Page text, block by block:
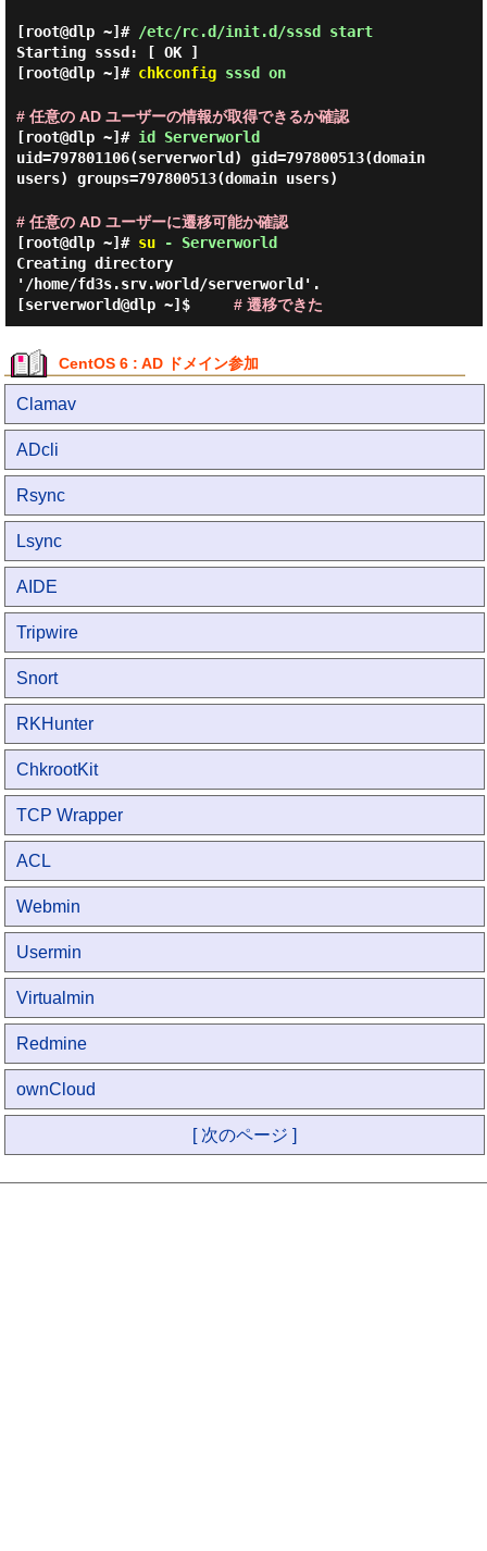
[root@dlp ~]# /etc/rc.d/init.d/sssd start
Starting sssd: [ OK ]
[root@dlp ~]# chkconfigsssd on
# 任意の AD ユーザーの情報が取得できるか確認
[root@dlp ~]# id Serverworld
uid=797801106(serverworld) gid=797800513(domain
users) groups=797800513(domain users)
# 任意の AD ユーザーに遷移可能か確認
[root@dlp ~]# su- Serverworld
Creating directory
'/home/fd3s.srv.world/serverworld'.
[serverworld@dlp ~]$ # 遷移できた
CentOS 6 : AD ドメイン参加
Clamav
ADcli
Rsync
Lsync
AIDE
Tripwire
Snort
RKHunter
ChkrootKit
TCP Wrapper
ACL
Webmin
Usermin
Virtualmin
Redmine
ownCloud
[ 次のページ ]